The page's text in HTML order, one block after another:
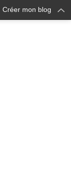
Créer mon blog